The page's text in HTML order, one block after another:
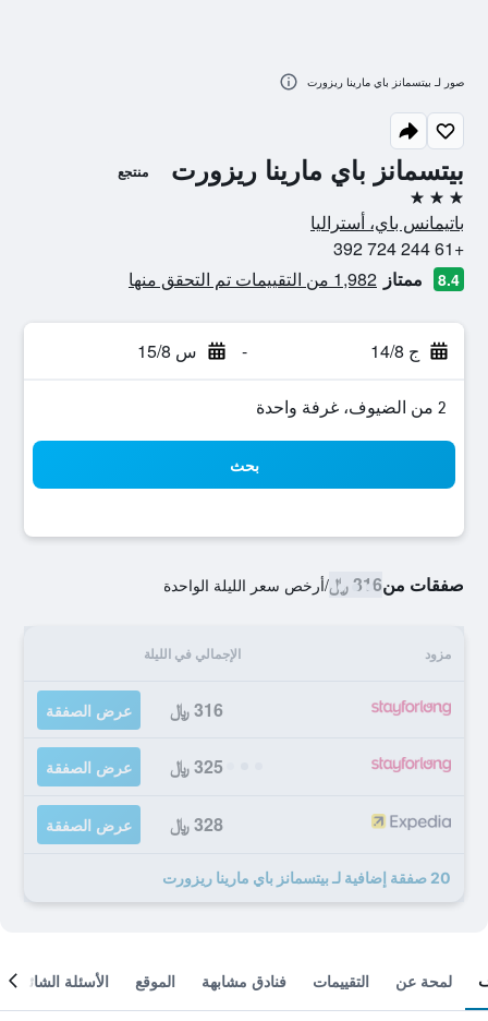
بيتسمانز باي مارينا ريزورت منتجع
3 نجوم
باتيمانس باي، أستراليا
+61 244 724 392
8.4 ممتاز 1,982 من التقييمات تم التحقق منها
ج 14/8 - س 15/8
2 من الضيوف، غرفة واحدة
بحث
صفقات من316 ﷼ /أرخص سعر الليلة الواحدة
مزود الإجمالي في الليلة
316 ﷼ عرض الصفقة
325 ﷼ عرض الصفقة
328 ﷼ عرض الصفقة
20 صفقة إضافية لـ بيتسمانز باي مارينا ريزورت
صور لـ بيتسمانز باي مارينا ريزورت
لمحة عن التقييمات فنادق مشابهة الموقع الأسئلة الشائعة